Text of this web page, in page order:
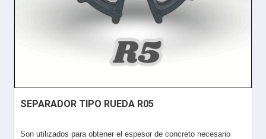
SEPARADOR TIPO RUEDA R05
Son utilizados para obtener el espesor de concreto necesario